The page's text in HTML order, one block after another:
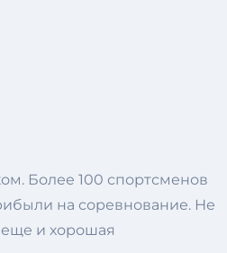
Более 100 спортсменов
на соревнование. Не
и хорошая